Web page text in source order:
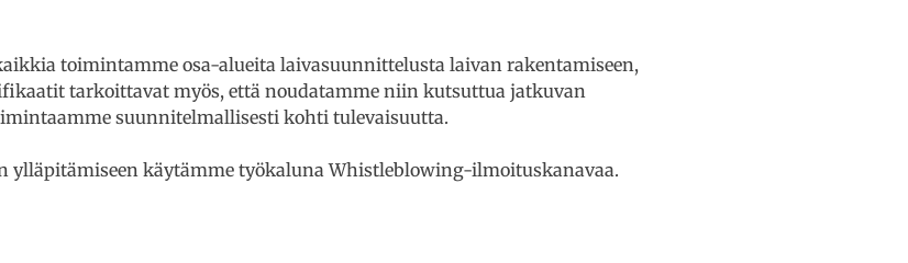
toimintamme osa-alueita laivasuunnittelusta laivan rakentamiseen,
tarkoittavat myös, että noudatamme niin kutsuttua jatkuvan
suunnitelmallisesti kohti tulevaisuutta.
ylläpitämiseen käytämme työkaluna Whistleblowing-ilmoituskanavaa.